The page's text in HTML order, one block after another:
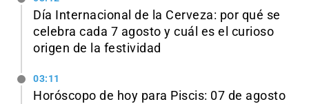
Día Internacional de la Cerveza: por qué se
celebra cada 7 agosto y cuál es el curioso
origen de la festividad
03:11
Horóscopo de hoy para Piscis: 07 de agosto